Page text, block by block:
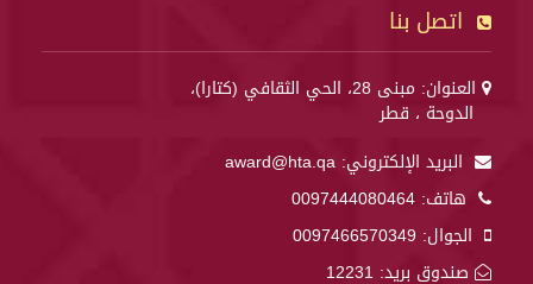
اتصل بنا
العنوان: مبنى 28، الحي الثقافي (كتارا)،
الدوحة ، قطر
البريد الإلكتروني: award@hta.qa
هاتف: 0097444080464
الجوال: 0097466570349
صندوق بريد: 12231